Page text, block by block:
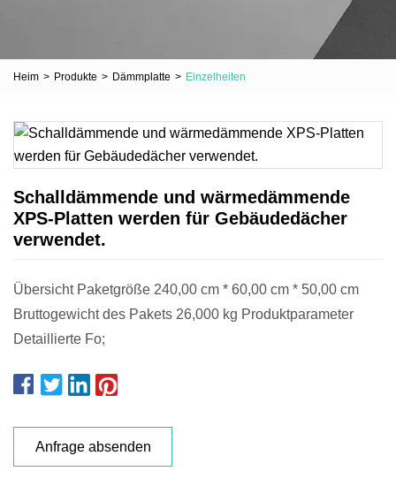
Heim > Produkte > Dämmplatte > Einzelheiten
Schalldämmende und wärmedämmende
XPS-Platten werden für Gebäudedächer
verwendet.
Übersicht Paketgröße 240,00 cm * 60,00 cm * 50,00 cm
Bruttogewicht des Pakets 26,000 kg Produktparameter
Detaillierte Fo;
Anfrage absenden